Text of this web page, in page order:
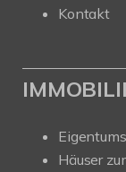
Kontakt
Häuser